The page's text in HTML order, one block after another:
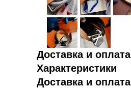
Доставка и оплата
Характеристики
Доставка и оплата